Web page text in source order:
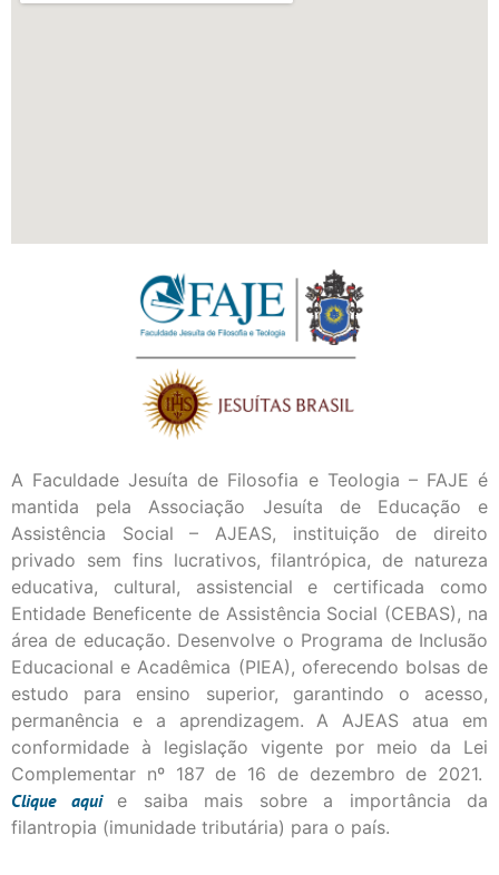
A Faculdade Jesuíta de Filosofia e Teologia – FAJE é
mantida pela Associação Jesuíta de Educação e
Assistência Social – AJEAS, instituição de direito
privado sem fins lucrativos, filantrópica, de natureza
educativa, cultural, assistencial e certificada como
Entidade Beneficente de Assistência Social (CEBAS), na
área de educação. Desenvolve o Programa de Inclusão
Educacional e Acadêmica (PIEA), oferecendo bolsas de
estudo para ensino superior, garantindo o acesso,
permanência e a aprendizagem. A AJEAS atua em
conformidade à legislação vigente por meio da Lei
Complementar nº 187 de 16 de dezembro de 2021.
Cliqueaqui
e saiba mais sobre a importância da
filantropia (imunidade tributária) para o país.